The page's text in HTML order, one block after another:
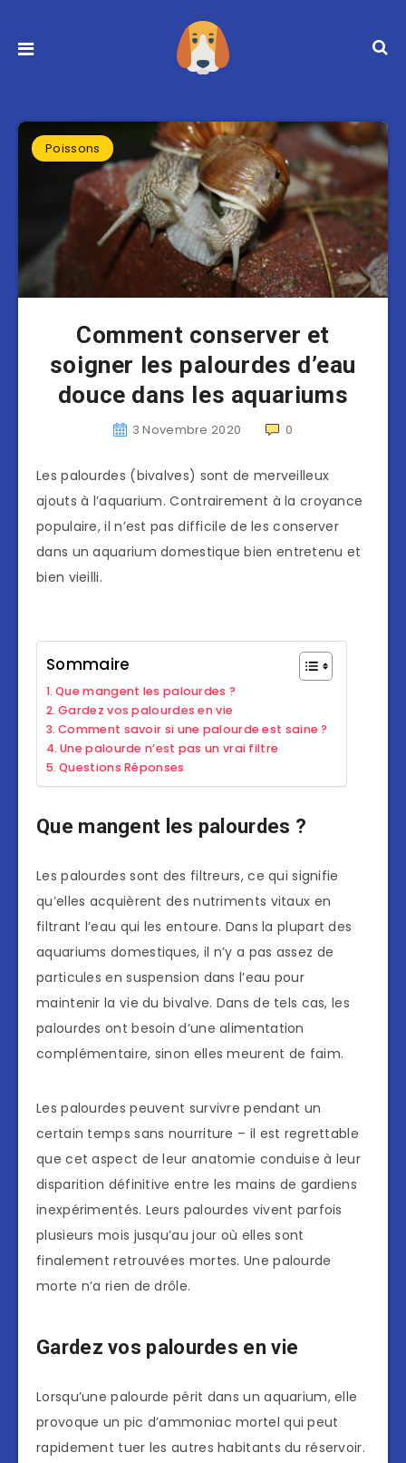
Poissons
Comment conserver et
soigner les palourdes d’eau
douce dans les aquariums
3 Novembre 2020 0
Les palourdes (bivalves) sont de merveilleux
ajouts à l’aquarium. Contrairement à la croyance
populaire, il n’est pas difficile de les conserver
dans un aquarium domestique bien entretenu et
bien vieilli.
Sommaire
Que mangent les palourdes ?
Gardez vos palourdes en vie
Comment savoir si une palourde est saine ?
Une palourde n’est pas un vrai filtre
Questions Réponses
Que mangent les palourdes ?
Les palourdes sont des filtreurs, ce qui signifie
qu’elles acquièrent des nutriments vitaux en
filtrant l’eau qui les entoure. Dans la plupart des
aquariums domestiques, il n’y a pas assez de
particules en suspension dans l’eau pour
maintenir la vie du bivalve. Dans de tels cas, les
palourdes ont besoin d’une alimentation
complémentaire, sinon elles meurent de faim.
Les palourdes peuvent survivre pendant un
certain temps sans nourriture – il est regrettable
que cet aspect de leur anatomie conduise à leur
disparition définitive entre les mains de gardiens
inexpérimentés. Leurs palourdes vivent parfois
plusieurs mois jusqu’au jour où elles sont
finalement retrouvées mortes. Une palourde
morte n’a rien de drôle.
Gardez vos palourdes en vie
Lorsqu’une palourde périt dans un aquarium, elle
provoque un pic d’ammoniac mortel qui peut
rapidement tuer les autres habitants du réservoir.